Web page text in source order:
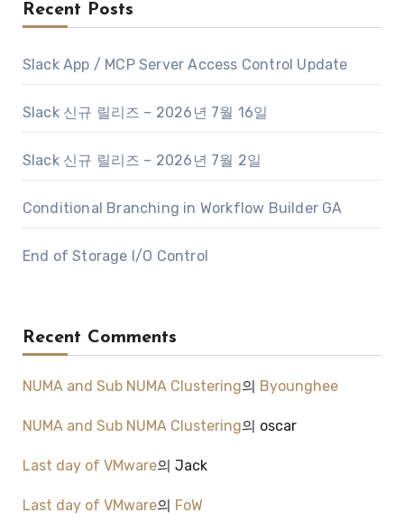
Recent Posts
Slack App / MCP Server Access Control Update
Slack 신규 릴리즈 – 2026년 7월 16일
Slack 신규 릴리즈 – 2026년 7월 2일
Conditional Branching in Workflow Builder GA
End of Storage I/O Control
Recent Comments
NUMA and Sub NUMA Clustering의 Byounghee
NUMA and Sub NUMA Clustering의 oscar
Last day of VMware의 Jack
Last day of VMware의 FoW